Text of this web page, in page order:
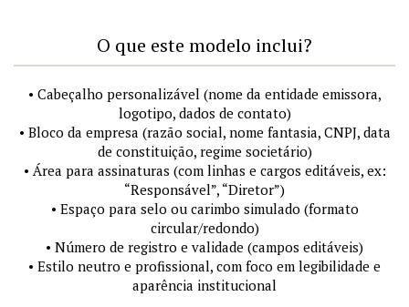
O que este modelo inclui?
• Cabeçalho personalizável (nome da entidade emissora,
logotipo, dados de contato)
• Bloco da empresa (razão social, nome fantasia, CNPJ, data
de constituição, regime societário)
• Área para assinaturas (com linhas e cargos editáveis, ex:
“Responsável”, “Diretor”)
• Espaço para selo ou carimbo simulado (formato
circular/redondo)
• Número de registro e validade (campos editáveis)
• Estilo neutro e profissional, com foco em legibilidade e
aparência institucional